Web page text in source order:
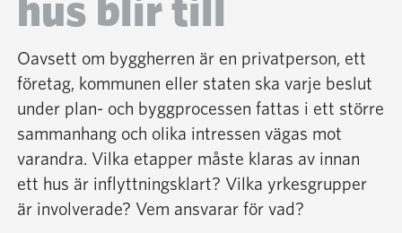
Evenemang
Om oss
Kontakt
hus blir till
Oavsett om byggherren är en privatperson, ett
företag, kommunen eller staten ska varje beslut
under plan- och byggprocessen fattas i ett större
sammanhang och olika intressen vägas mot
varandra. Vilka etapper måste klaras av innan
ett hus är inflyttningsklart? Vilka yrkesgrupper
är involverade? Vem ansvarar för vad?